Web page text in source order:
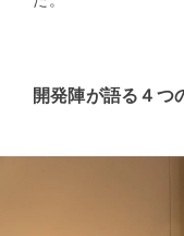
開発陣が語る４つ